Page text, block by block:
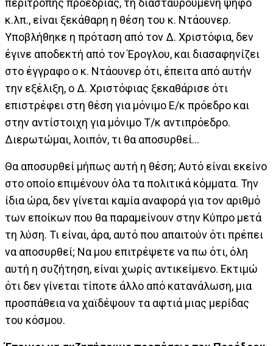
περιτροπής προεδρίας, τη διασταυρούμενη ψήφο
κ.λπ., είναι ξεκάθαρη η θέση του κ. Ντάουνερ.
Υποβλήθηκε η πρόταση από τον Δ. Χριστόφια, δεν
έγινε αποδεκτή από τον Έρογλου, και διασαφηνίζει
στο έγγραφο ο κ. Ντάουνερ ότι, έπειτα από αυτήν
την εξέλιξη, ο Δ. Χριστόφιας ξεκαθάρισε ότι
επιστρέφει στη θέση για μόνιμο Ε/κ πρόεδρο και
στην αντίστοιχη για μόνιμο Τ/κ αντιπρόεδρο.
Διερωτώμαι, λοιπόν, τι θα αποσυρθεί…
Θα αποσυρθεί μήπως αυτή η θέση; Αυτό είναι εκείνο
στο οποίο επιμένουν όλα τα πολιτικά κόμματα. Την
ίδια ώρα, δεν γίνεται καμία αναφορά για τον αριθμό
των εποίκων που θα παραμείνουν στην Κύπρο μετά
τη λύση. Τι είναι, άρα, αυτό που απαιτούν ότι πρέπει
να αποσυρθεί; Να μου επιτρέψετε να πω ότι, όλη
αυτή η συζήτηση, είναι χωρίς αντικείμενο. Εκτιμώ
ότι δεν γίνεται τίποτε άλλο από κατανάλωση, μια
προσπάθεια να χαϊδέψουν τα αφτιά μιας μερίδας
του κόσμου.